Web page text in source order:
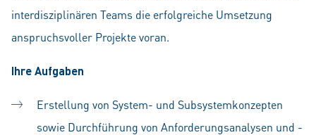
interdisziplinären Teams die erfolgreiche Umsetzung
anspruchsvoller Projekte voran.
Ihre Aufgaben
Erstellung von System- und Subsystemkonzepten
sowie Durchführung von Anforderungsanalysen und -